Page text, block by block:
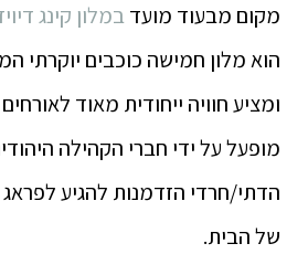
מקום מבעוד מועדבמלון קינג
הוא מלון חמישה כוכבים יוקרתי
ומציע חוויה ייחודית מאוד
מופעל על ידי חברי הקהילה
הדתי/חרדי הזדמנות להגיע
של הבית.